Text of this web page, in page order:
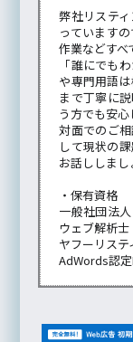
弊社リステ
っています
作業などすべ
「誰にでも
や専門用語
まで丁寧に
う方でも安心
対面でのご
して現状の
お話ししまし
・保有資格
一般社団法
ウェブ解析士
ヤフーリス
AdWords認